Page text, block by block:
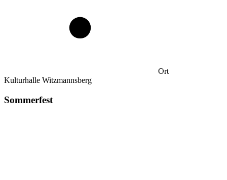
Ort
Kulturhalle Witzmannsberg
Sommerfest